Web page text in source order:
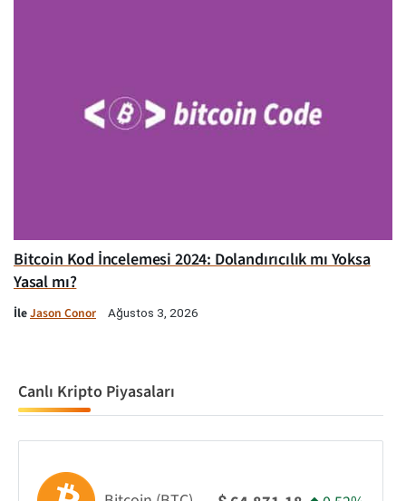
Bitcoin Kod İncelemesi 2024: Dolandırıcılık mı Yoksa
Yasal mı?
İleJason Conor Ağustos 3, 2026
Canlı Kripto Piyasaları